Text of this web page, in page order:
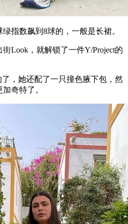
数飙到8球的，一般是长裙。
，就解锁了一件Y/Project的
，她还配了一只撞色腋下包，然
奇特了。